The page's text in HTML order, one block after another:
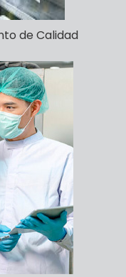
de Calidad